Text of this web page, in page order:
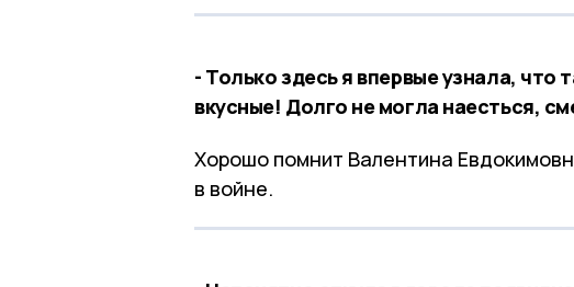
- Только здесь я впервые узнала, что
вкусные! Долго не могла наесться,
Хорошо помнит Валентина
в войне.